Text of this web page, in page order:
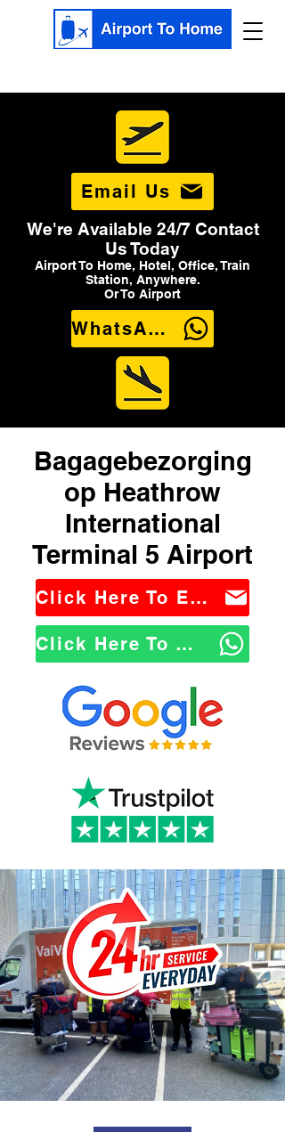
Email Us
We're Available 24/7 Contact
Us Today
Airport To Home, Hotel, Office, Train
Station, Anywhere.
Or To Airport
WhatsApp Us
Bagagebezorging
op Heathrow
International
Terminal 5 Airport
Click Here To Email Us
Click Here To WhatsApp Us